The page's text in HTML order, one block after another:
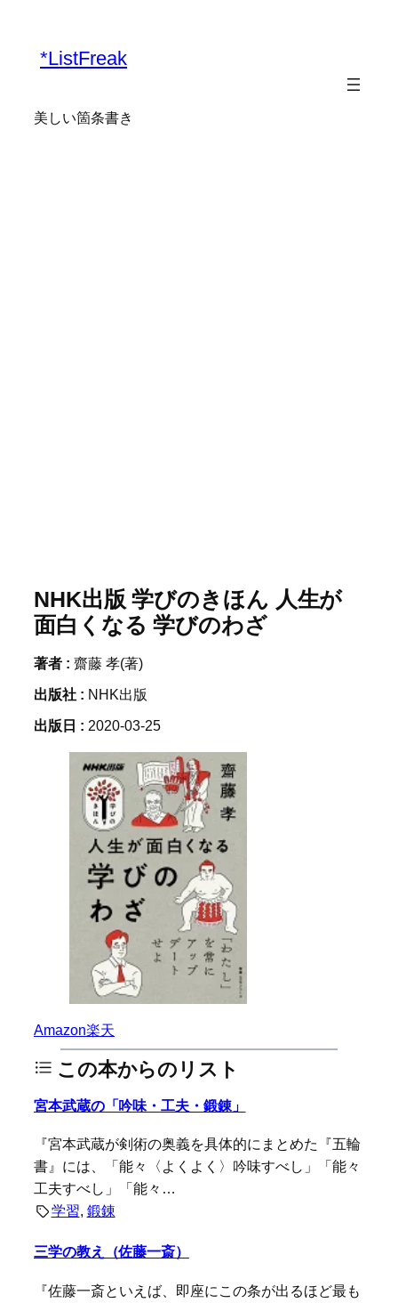
*ListFreak
美しい箇条書き
NHK出版 学びのきほん 人生が
面白くなる 学びのわざ
著者 : 齋藤 孝(著)
出版社 : NHK出版
出版日 : 2020-03-25
Amazon楽天
この本からのリスト
宮本武蔵の「吟味・工夫・鍛錬」
『宮本武蔵が剣術の奥義を具体的にまとめた『五輪
書』には、「能々〈よくよく〉吟味すべし」「能々
工夫すべし」「能々…
学習, 鍛錬
三学の教え（佐藤一斎）
『佐藤一斎といえば、即座にこの条が出るほど最も